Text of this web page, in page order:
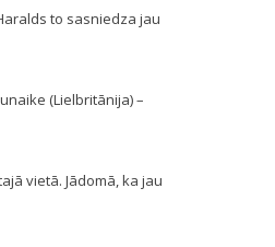
to sasniedza jau
(Lielbritānija) –
vietā. Jādomā, ka jau